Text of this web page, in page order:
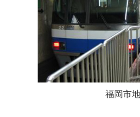
福岡市